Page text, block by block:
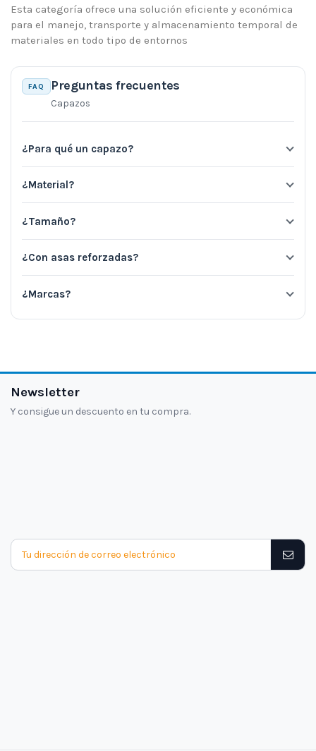
Esta categoría ofrece una solución eficiente y económica
para el manejo, transporte y almacenamiento temporal de
materiales en todo tipo de entornos
FAQ Preguntas frecuentes
Capazos
¿Para qué un capazo?
¿Material?
¿Tamaño?
¿Con asas reforzadas?
¿Marcas?
Newsletter
Y consigue un descuento en tu compra.